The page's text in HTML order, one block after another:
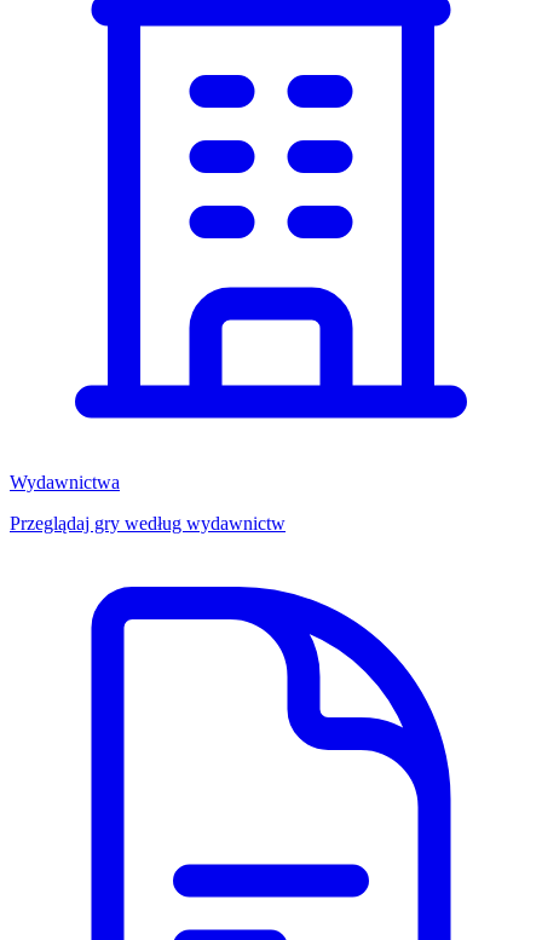
Wydawnictwa
Przeglądaj gry według wydawnictw